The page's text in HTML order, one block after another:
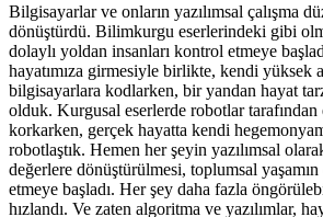
Bilgisayarlar ve onların yazılımsal çalışma
dönüştürdü. Bilimkurgu eserlerindeki gibi
dolaylı yoldan insanları kontrol etmeye
hayatımıza girmesiyle birlikte, kendi yüksek
bilgisayarlara kodlarken, bir yandan hayat
olduk. Kurgusal eserlerde robotlar
korkarken, gerçek hayatta kendi
robotlaştık. Hemen her şeyin yazılımsal
değerlere dönüştürülmesi, toplumsal
etmeye başladı. Her şey daha fazla
hızlandı. Ve zaten algoritma ve yazılımlar,